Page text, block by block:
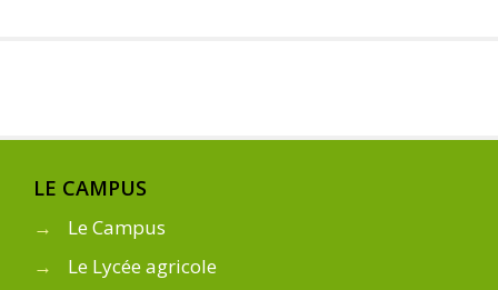
LE CAMPUS
→
Le Campus
→
Le Lycée agricole